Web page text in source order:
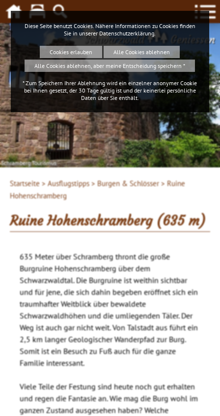
Schwarzwald Geniessen
Schramberg Tourismus
Startseite > Ausflugstipps > Burgen & Schlösser > Ruine
Hohenschramberg
Ruine Hohenschramberg (635 m)
635 Meter über Schramberg thront die große
Burgruine Hohenschramberg über dem
Schwarzwaldtal. Die Burgruine ist weithin sichtbar
und für jene, die sich dahin begeben eröffnet sich ein
traumhafter Weitblick über bewaldete
Schwarzwaldhöhen und die umliegenden Täler. Der
Weg ist auch gar nicht weit. Von Talstadt aus führt ein
2,5 km langer Geologischer Wanderpfad zur Burg.
Somit ist ein Besuch zu Fuß auch für die ganze
Familie interessant.
Viele Teile der Festung sind heute noch gut erhalten
und regen die Fantasie an. Wie mag die Burg wohl im
ganzen Zustand ausgesehen haben? Welche
Diese Seite benutzt Cookies. Nähere Informationen zu Cookies finden
Sie in unsererDatenschutzerklärung.
Cookies erlauben
Alle Cookies ablehnen
Alle Cookies ablehnen, aber meine Entscheidung speichern *
* Zum Speichern Ihrer Ablehnung wird ein einzelner anonymer Cookie
bei Ihnen gesetzt, der 30 Tage gültig ist und der keinerlei persönliche
Daten über Sie enthält.